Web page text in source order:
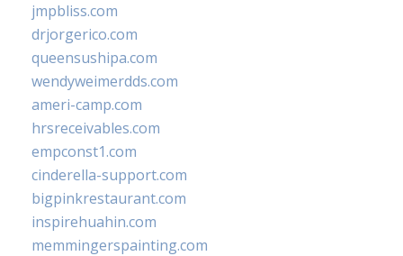
jmpbliss.com
drjorgerico.com
queensushipa.com
wendyweimerdds.com
ameri-camp.com
hrsreceivables.com
empconst1.com
cinderella-support.com
bigpinkrestaurant.com
inspirehuahin.com
memmingerspainting.com